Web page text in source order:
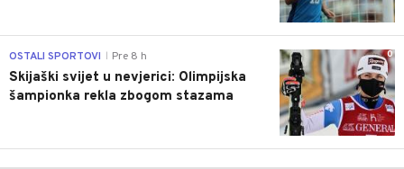
0
OSTALI SPORTOVI Pre 8 h
Skijaški svijet u nevjerici: Olimpijska
šampionka rekla zbogom stazama